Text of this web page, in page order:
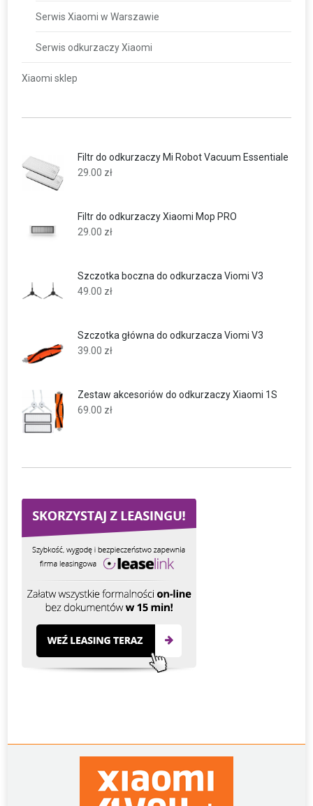
Serwis Xiaomi w Warszawie
Serwis odkurzaczy Xiaomi
Xiaomi sklep
Filtr do odkurzaczy Mi Robot Vacuum Essentiale
29.00 zł
Filtr do odkurzaczy Xiaomi Mop PRO
29.00 zł
Szczotka boczna do odkurzacza Viomi V3
49.00 zł
Szczotka główna do odkurzacza Viomi V3
39.00 zł
Zestaw akcesoriów do odkurzaczy Xiaomi 1S
69.00 zł